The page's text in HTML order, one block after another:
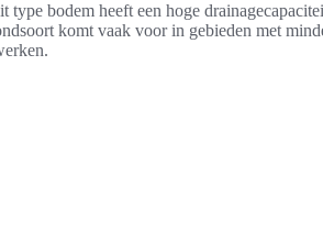
type bodem heeft een hoge
komt vaak voor in gebieden met